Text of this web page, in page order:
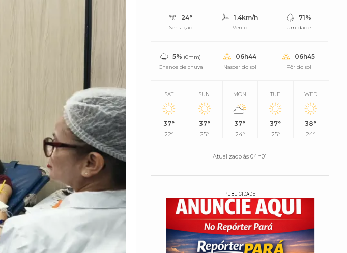
24°
Sensação
1.4km/h
Vento
71%
Umidade
5% (0mm)
Chance de chuva
06h44
Nascer do sol
06h45
Pôr do sol
SAT
37°
22°
SUN
37°
25°
MON
37°
24°
TUE
37°
25°
WED
38°
24°
Atualizado às 04h01
PUBLICIDADE